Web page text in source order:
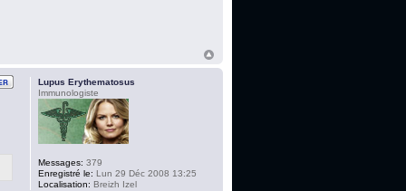
Lupus Erythematosus
Immunologiste
Messages: 379
Enregistré le: Lun 29 Déc 2008 13:25
Localisation: Breizh Izel